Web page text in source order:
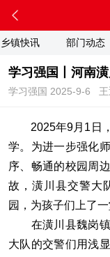
乡镇快讯 部门动态
学习强国丨河南
学习强国 2025-9-6
2025年9月1日，
学。为进一步强化
序、畅通的校园周
故，潢川县交警大
园，为孩子们上了一
在潢川县魏岗镇
大队的交警们用浅